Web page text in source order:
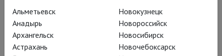
Альметьевск
Анадырь
Архангельск
Астрахань
Новокузнецк
Новороссийск
Новосибирск
Новочебоксарск